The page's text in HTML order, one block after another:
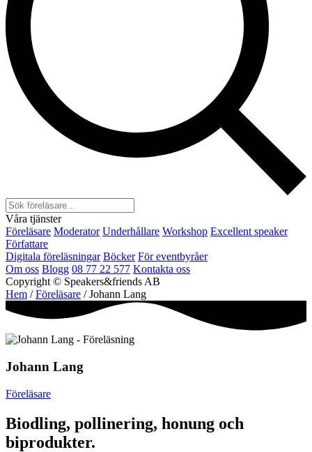
Våra tjänster
Föreläsare Moderator Underhållare Workshop Excellent speaker
Författare
Digitala föreläsningar Böcker För eventbyråer
Om oss Blogg 08 77 22 577 Kontakta oss
Copyright © Speakers&friends AB
Hem /Föreläsare / Johann Lang
Johann Lang
Föreläsare
Biodling, pollinering, honung och
biprodukter.